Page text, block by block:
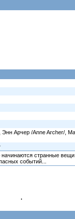
Арчер /Anne Archer/,
начинаются странные
событий...
.